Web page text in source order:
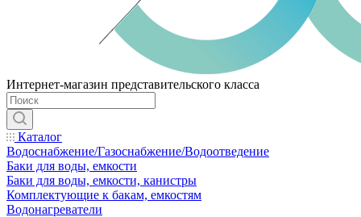
Интернет-магазин представительского класса
Каталог
Водоснабжение/Газоснабжение/Водоотведение
Баки для воды, емкости
Баки для воды, емкости, канистры
Комплектующие к бакам, емкостям
Водонагреватели